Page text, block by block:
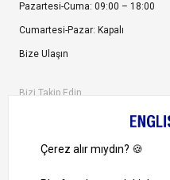
Pazartesi-Cuma: 09:00 – 18:00
Cumartesi-Pazar: Kapalı
Bize Ulaşın
Bizi Takip Edin